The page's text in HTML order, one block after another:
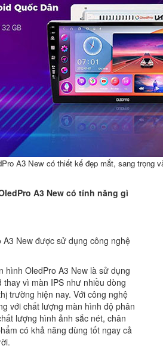
A3 New có thiết kế đẹp mắt, sang trọng
A3 New có tính năng gì
New được sử dụng công nghệ
hình OledPro A3 New là sử dụng
thay vì màn IPS như nhiều dòng
trường hiện nay. Với công nghệ
với chất lượng màn hình độ phân
lượng hình ảnh sắc nét, chân
có khả năng dùng tốt ngay cả